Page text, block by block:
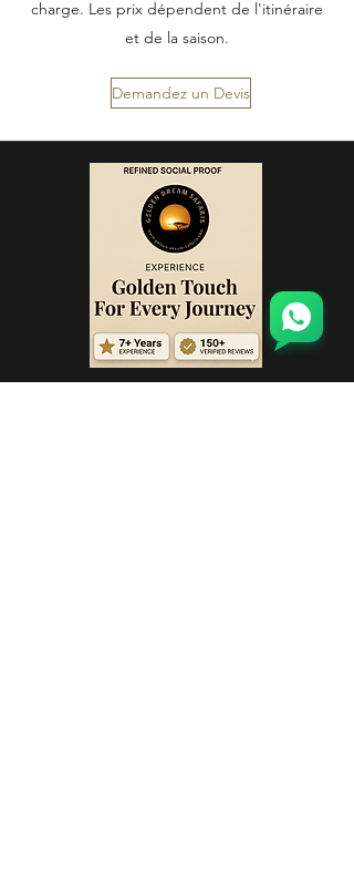
charge. Les prix dépendent de l'itinéraire
et de la saison.
Demandez un Devis